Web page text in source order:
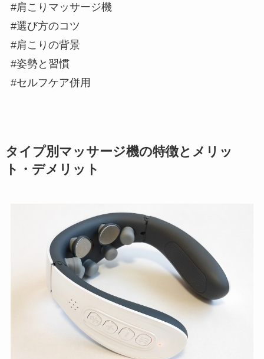
#肩こりマッサージ機
#選び方のコツ
#肩こりの背景
#姿勢と習慣
#セルフケア併用
タイプ別マッサージ機の特徴とメリッ
ト・デメリット